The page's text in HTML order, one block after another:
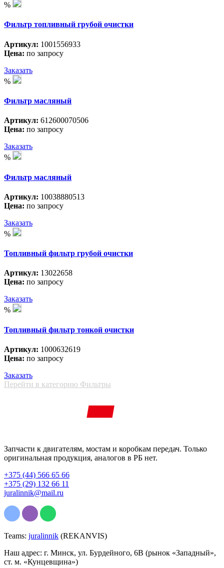
%
Фильтр топливный грубой очистки
Артикул: 1001556933
Цена: по запросу
Заказать
%
Фильтр масляный
Артикул: 612600070506
Цена: по запросу
Заказать
%
Фильтр масляный
Артикул: 10038880513
Цена: по запросу
Заказать
%
Топливный фильтр грубой очистки
Артикул: 13022658
Цена: по запросу
Заказать
%
Топливный фильтр тонкой очистки
Артикул: 1000632619
Цена: по запросу
Заказать
Перейти в категорию Фильтры
Запчасти к двигателям, мостам и коробкам передач. Только
оригинальная продукция, аналогов в РБ нет.
+375 (44) 566 65 66
+375 (29) 132 66 11
juralinnik@mail.ru
Teams: juralinnik (REKANVIS)
Наш адрес: г. Минск, ул. Бурдейного, 6В (рынок «Западный»,
ст. м. «Кунцевщина»)